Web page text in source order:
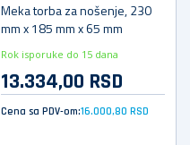
Meka torba za nošenje, 230
mm x 185 mm x 65 mm
Rok isporuke do 15 dana
13.334,00 RSD
Cena sa PDV-om:16.000,80 RSD